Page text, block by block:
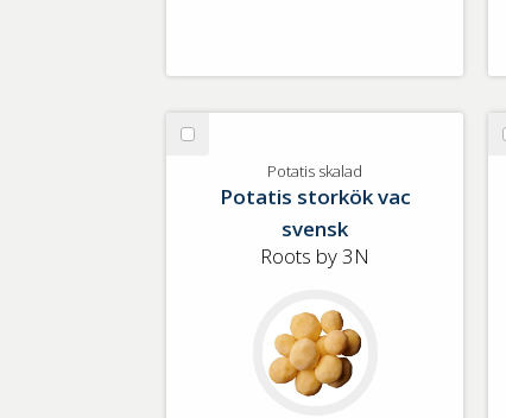
Välj
skalad
Potatis skalad
Potatis storkök vac
svensk
Roots by 3N